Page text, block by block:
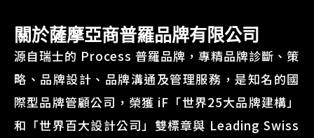
關於薩摩亞商普羅品牌有限公司
源自瑞士的 Process 普羅品牌，專精品牌診斷、策
略、品牌設計、品牌溝通及管理服務，是知名的國
際型品牌管顧公司，榮獲 iF「世界25大品牌建構」
和「世界百大設計公司」雙標章與 Leading Swiss